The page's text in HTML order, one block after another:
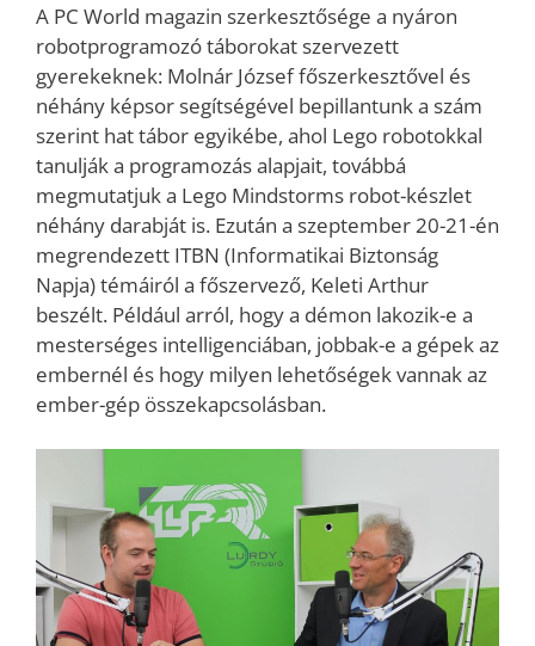
A PC World magazin szerkesztősége a nyáron
robotprogramozó táborokat szervezett
gyerekeknek: Molnár József főszerkesztővel és
néhány képsor segítségével bepillantunk a szám
szerint hat tábor egyikébe, ahol Lego robotokkal
tanulják a programozás alapjait, továbbá
megmutatjuk a Lego Mindstorms robot-készlet
néhány darabját is. Ezután a szeptember 20-21-én
megrendezett ITBN (Informatikai Biztonság
Napja) témáiról a főszervező, Keleti Arthur
beszélt. Például arról, hogy a démon lakozik-e a
mesterséges intelligenciában, jobbak-e a gépek az
embernél és hogy milyen lehetőségek vannak az
ember-gép összekapcsolásban.